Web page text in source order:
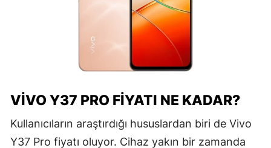
VIVO Y37 PRO FIYATI NE KADAR?
Kullanıcıların araştırdığı hususlardan biri de Vivo
Y37 Pro fiyatı oluyor. Cihaz yakın bir zamanda